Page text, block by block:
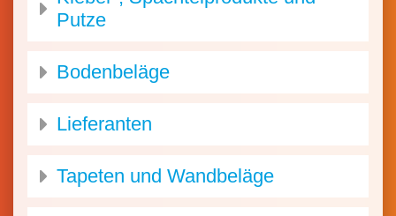
Putze
Bodenbeläge
Lieferanten
Tapeten und Wandbeläge